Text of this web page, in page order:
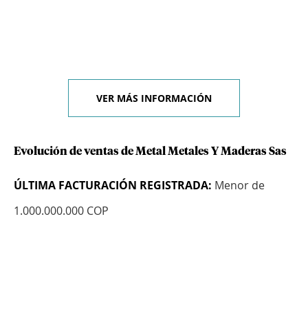
VER MÁS INFORMACIÓN
Evolución de ventas de Metal Metales Y Maderas Sas
ÚLTIMA FACTURACIÓN REGISTRADA: Menor de
1.000.000.000 COP